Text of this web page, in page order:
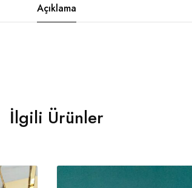
Açıklama
İlgili Ürünler